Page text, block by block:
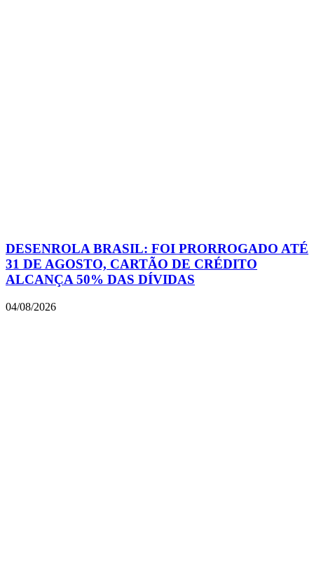
DESENROLA BRASIL: FOI PRORROGADO ATÉ
31 DE AGOSTO, CARTÃO DE CRÉDITO
ALCANÇA 50% DAS DÍVIDAS
04/08/2026